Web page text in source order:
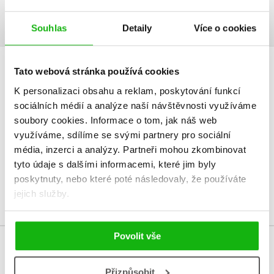
Souhlas Detaily Více o cookies
Tato webová stránka používá cookies
K personalizaci obsahu a reklam, poskytování funkcí
sociálních médií a analýze naší návštěvnosti využíváme
soubory cookies. Informace o tom, jak náš web
využíváme, sdílíme se svými partnery pro sociální
média, inzerci a analýzy. Partneři mohou zkombinovat
tyto údaje s dalšími informacemi, které jim byly
poskytnuty, nebo které poté následovaly, že používáte
jejich služby.
Povolit vše
Přizpůsobit
HODNOCENÍ ČTENÁŘŮ
V současné době nejsou vytvořena žádná uživatelská hodnocení.
Vaše hodnocení
Uživatelskou recenzi mohou vkládat pouze registrovaní uživatelé
Přihlásit
MOHLO BY VÁS TAKÉ ZAJÍMAT